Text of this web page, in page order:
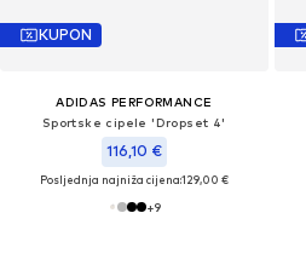
KUPON
ADIDAS PERFORMANCE
Sportske cipele 'Dropset 4'
116,10 €
Posljednja najniža cijena:129,00 €
+9